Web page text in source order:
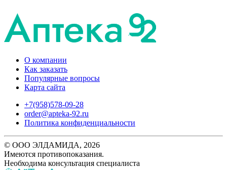
О компании
Как заказать
Популярные вопросы
Карта сайта
+7(958)578-09-28
order@apteka-92.ru
Политика конфиденциальности
© ООО ЭЛДАМИДА, 2026
Имеются противопоказания.
Необходима консультация специалиста